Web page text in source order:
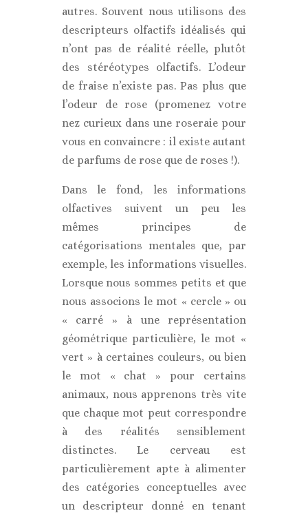
autres. Souvent nous utilisons des
descripteurs olfactifs idéalisés qui
n’ont pas de réalité réelle, plutôt
des stéréotypes olfactifs. L’odeur
de fraise n’existe pas. Pas plus que
l’odeur de rose (promenez votre
nez curieux dans une roseraie pour
vous en convaincre : il existe autant
de parfums de rose que de roses !).
Dans le fond, les informations
olfactives suivent un peu les
mêmes principes de
catégorisations mentales que, par
exemple, les informations visuelles.
Lorsque nous sommes petits et que
nous associons le mot « cercle » ou
« carré » à une représentation
géométrique particulière, le mot «
vert » à certaines couleurs, ou bien
le mot « chat » pour certains
animaux, nous apprenons très vite
que chaque mot peut correspondre
à des réalités sensiblement
distinctes. Le cerveau est
particulièrement apte à alimenter
des catégories conceptuelles avec
un descripteur donné en tenant